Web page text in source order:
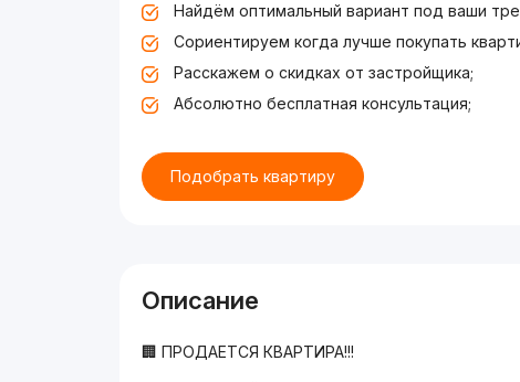
Найдём оптимальный вариант под ваши
Сориентируем когда лучше покупать
Расскажем о скидках от застройщика;
Абсолютно бесплатная консультация;
Подобрать квартиру
Описание
🏢 ПРОДАЕТСЯ КВАРТИРА!!!